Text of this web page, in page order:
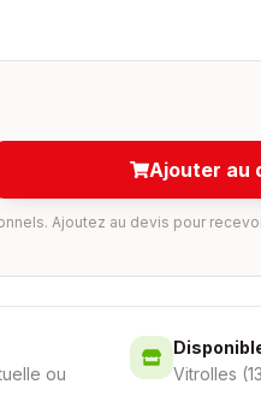
Ajouter au
Ajoutez au devis pour
ou
Vitrolles